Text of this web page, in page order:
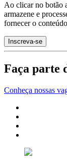
Ao clicar no botão
armazene e
fornecer o
Faça parte
Conheça nossas